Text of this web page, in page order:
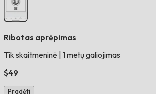
Ribotas aprėpimas
Tik skaitmeninė 1 metų galiojimas
$49
Pradėti